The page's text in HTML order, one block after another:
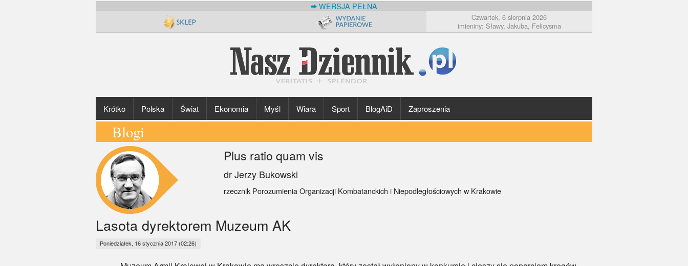
WERSJA PEŁNA
Czwartek, 6 sierpnia 2026
imieniny: Sławy, Jakuba, Felicysma
Krótko Polska Świat Ekonomia Myśl Wiara Sport BlogAiD Zaproszenia
Blogi
Plus ratio quam vis
dr Jerzy Bukowski
rzecznik Porozumienia Organizacji Kombatanckich i Niepodległościowych w Krakowie
Lasota dyrektorem Muzeum AK
Poniedziałek, 16 stycznia 2017 (02:26)